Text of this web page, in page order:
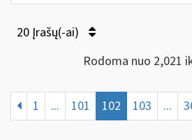
20 Įrašų(-ai)
Rodoma nuo 2,021
1 ... 101 102 103 ...